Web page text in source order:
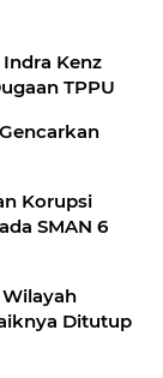
Indra Kenz
TPPU
Korupsi
SMAN 6
Ditutup